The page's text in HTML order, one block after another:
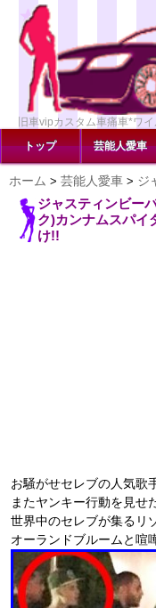
旧車vipカスタム車痛車*ワ
トップ
芸能人愛車
ホーム > 芸能人愛車 > ジ
ジャスティンビー
ク)カンナムスパイ
け!!
お騒がせセレブの人気歌
またヤンキー行動を見せ
世界中のセレブが集るリ
オーランドブルームと喧